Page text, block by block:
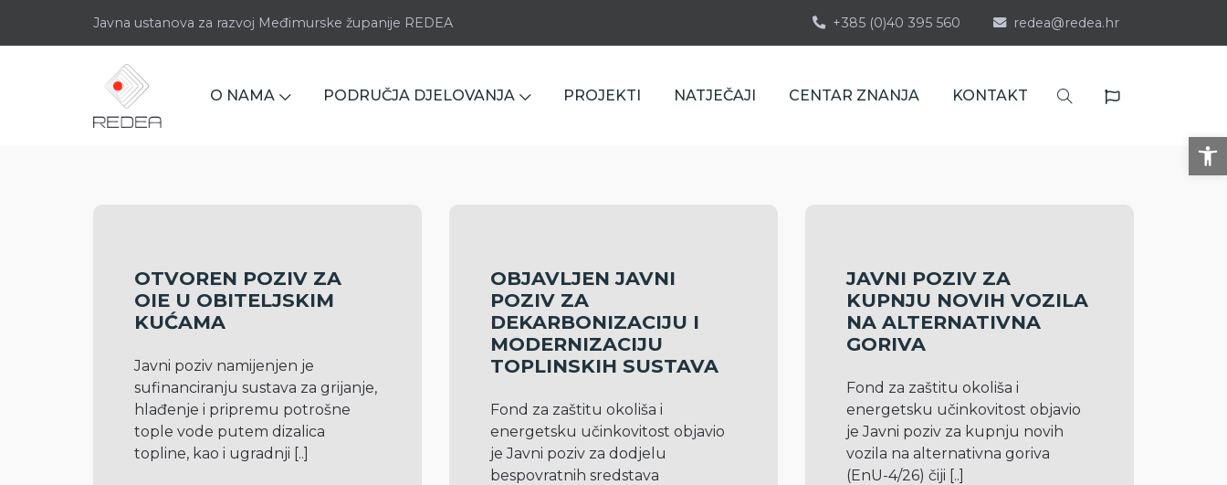
Javna ustanova za razvoj Međimurske županije REDEA +385 (0)40 395 560 redea@redea.hr
O NAMA PODRUČJA DJELOVANJA PROJEKTI NATJEČAJI CENTAR ZNANJA KONTAKT
OTVOREN POZIV ZA
OIE U OBITELJSKIM
KUĆAMA
Javni poziv namijenjen je
sufinanciranju sustava za grijanje,
hlađenje i pripremu potrošne
tople vode putem dizalica
topline, kao i ugradnji [..]
OBJAVLJEN JAVNI
POZIV ZA
DEKARBONIZACIJU I
MODERNIZACIJU
TOPLINSKIH SUSTAVA
Fond za zaštitu okoliša i
energetsku učinkovitost objavio
je Javni poziv za dodjelu
bespovratnih sredstava
JAVNI POZIV ZA
KUPNJU NOVIH VOZILA
NA ALTERNATIVNA
GORIVA
Fond za zaštitu okoliša i
energetsku učinkovitost objavio
je Javni poziv za kupnju novih
vozila na alternativna goriva
(EnU-4/26) čiji [..]